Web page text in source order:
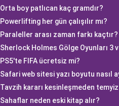
Orta boy patlıcan kaç gramdır?
Powerlifting her gün çalışılır mı?
Paraleller arası zaman farkı kaçtır?
Sherlock Holmes Gölge Oyunları 3
PS5'te FIFA ücretsiz mi?
Safari web sitesi yazı boyutu nasıl
Tavzih kararı kesinleşmeden
Sahaflar neden eski kitap alır?